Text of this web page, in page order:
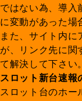
ではない為、導入
に変動があった場
また、サイト内に
が、リンク先に関
て解決して下さい
スロット新台速報
スロット台のホー